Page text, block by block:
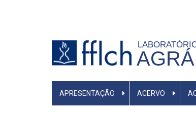
MAIN
APRESENTAÇÃO ACERVO